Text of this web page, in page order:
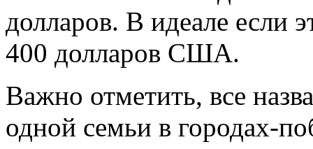
долларов. В идеале если
400 долларов США.
Важно отметить, все
одной семьи в городах-